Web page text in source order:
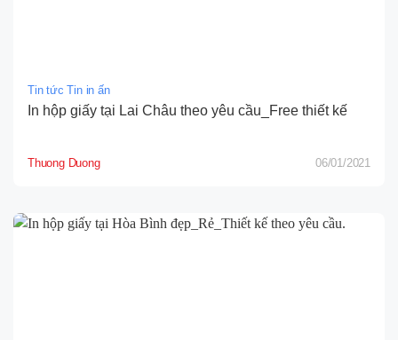
Tin tức Tin in ấn
In hộp giấy tại Lai Châu theo yêu cầu_Free thiết kế
Thuong Duong 06/01/2021